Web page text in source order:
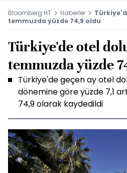
Bloomberg HT Haberler
temmuzda yüzde 74,9 oldu
Türkiye'de otel
temmuzda yüzde
Türkiye'de geçen ay otel
dönemine göre yüzde 7,1
74,9 olarak kaydedildi